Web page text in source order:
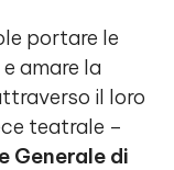
portare le
amare la
il loro
teatrale –
Generale di